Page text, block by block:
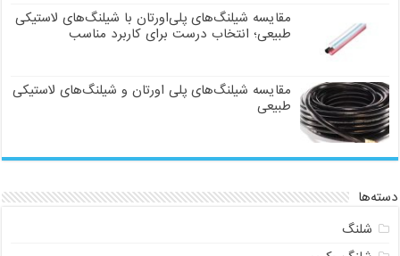
مقایسه شیلنگ‌های پلی‌اورتان با شیلنگ‌های لاستیکی
طبیعی؛ انتخاب درست برای کاربرد مناسب
مقایسه شیلنگ‌های پلی اورتان و شیلنگ‌های لاستیکی
طبیعی
دسته‌ها
شلنگ